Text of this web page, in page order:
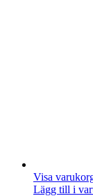
Visa
Lägg till i